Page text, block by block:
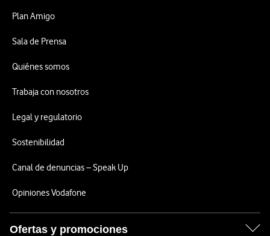
Plan Amigo
Sala de Prensa
Quiénes somos
Trabaja con nosotros
Legal y regulatorio
Sostenibilidad
Canal de denuncias – Speak Up
Opiniones Vodafone
Ofertas y promociones